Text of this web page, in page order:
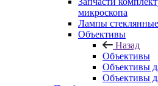
микроскопа
Лампы стеклянные
Объективы
Назад
Объективы
Объективы
Объективы